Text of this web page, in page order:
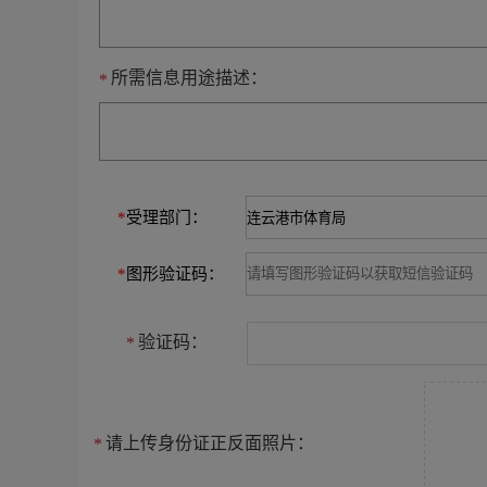
* 所需信息用途描述：
*受理部门：
* 图形验证码：
* 验证码：
* 请上传身份证正反面照片：